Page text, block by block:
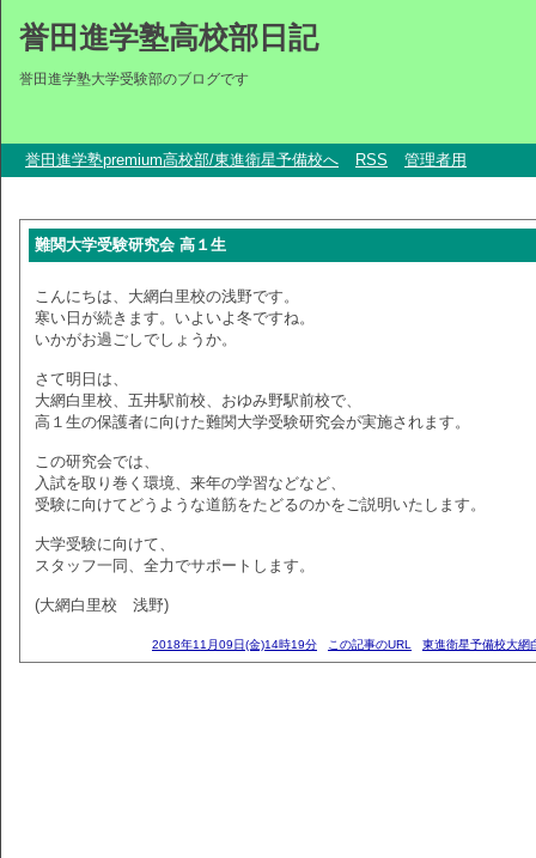
誉田進学塾高校部日記
誉田進学塾大学受験部のブログです
誉田進学塾premium高校部/東進衛星予備校へ RSS 管理者用
難関大学受験研究会 高１生
こんにちは、大網白里校の浅野です。
寒い日が続きます。いよいよ冬ですね。
いかがお過ごしでしょうか。
さて明日は、
大網白里校、五井駅前校、おゆみ野駅前校で、
高１生の保護者に向けた難関大学受験研究会が実施されます。
この研究会では、
入試を取り巻く環境、来年の学習などなど、
受験に向けてどうような道筋をたどるのかをご説明いたします。
大学受験に向けて、
スタッフ一同、全力でサポートします。
(大網白里校 浅野)
2018年11月09日(金)14時19分 この記事のURL 東進衛星予備校大網